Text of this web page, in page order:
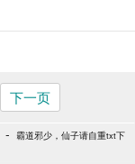
下一页
- 霸道邪少，仙子请自重txt下